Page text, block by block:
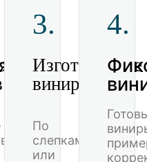
3.
Изготовление
виниров
По
слепкам
или
4.